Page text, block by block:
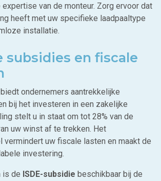
expertise van de monteur. Zorg ervoor dat
heeft met uw specifieke laadpaaltype
installatie.
subsidies en fiscale
biedt ondernemers aantrekkelijke
bij het investeren in een zakelijke
stelt u in staat om tot 28% van de
uw winst af te trekken. Het
vermindert uw fiscale lasten en maakt de
investering.
is de ISDE-subsidie beschikbaar bij de